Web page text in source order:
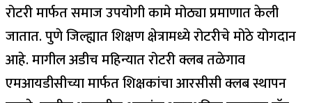
रोटरी मार्फत समाज उपयोगी कामे मोठ्या प्रमाणात केली
जातात. पुणे जिल्ह्यात शिक्षण क्षेत्रामध्ये रोटरीचे मोठे योगदान
आहे. मागील अडीच महिन्यात रोटरी क्लब तळेगाव
एमआयडीसीच्या मार्फत शिक्षकांचा आरसीसी क्लब स्थापन